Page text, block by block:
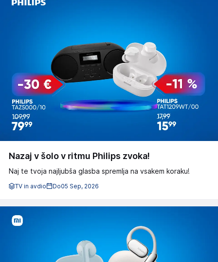
Nazaj v šolo v ritmu Philips zvoka!
Naj te tvoja najljubša glasba spremlja na vsakem koraku!
TV in avdio Do05 Sep, 2026